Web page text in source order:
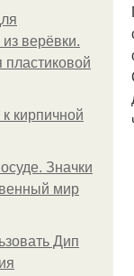
верёвки.
пластиковой
к кирпичной
Значки
мир
Дип